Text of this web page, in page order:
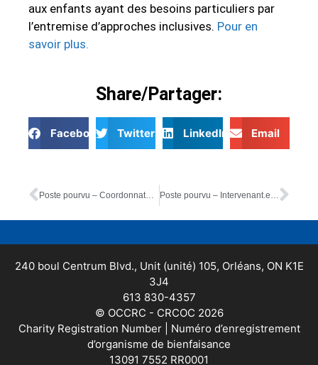
aux enfants ayant des besoins particuliers par
l’entremise d’approches inclusives. Pour en
savoir plus.
Share/Partager:
Facebook Twitter LinkedIn Email
240 boul Centrum Blvd., Unit (unité) 105, Orléans, ON K1E
3J4
613 830-4357
© OCCRC - CRCOC 2026
Charity Registration Number | Numéro d’enregistrement
d’organisme de bienfaisance
13091 7552 RR0001